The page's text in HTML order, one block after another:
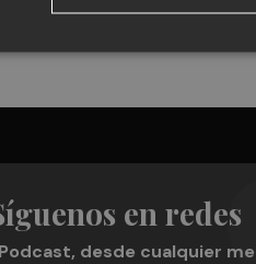
en redes
desde cualquier